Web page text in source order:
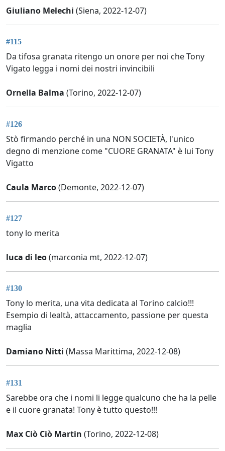
Giuliano Melechi (Siena, 2022-12-07)
#115
Da tifosa granata ritengo un onore per noi che Tony
Vigato legga i nomi dei nostri invincibili
Ornella Balma (Torino, 2022-12-07)
#126
Stò firmando perché in una NON SOCIETÀ, l'unico
degno di menzione come "CUORE GRANATA" è lui Tony
Vigatto
Caula Marco(Demonte, 2022-12-07)
#127
tony lo merita
luca di leo(marconia mt, 2022-12-07)
#130
Tony lo merita, una vita dedicata al Torino calcio!!!
Esempio di lealtà, attaccamento, passione per questa
maglia
Damiano Nitti (Massa Marittima, 2022-12-08)
#131
Sarebbe ora che i nomi li legge qualcuno che ha la pelle
e il cuore granata! Tony è tutto questo!!!
Max Ciò Ciò Martin (Torino, 2022-12-08)